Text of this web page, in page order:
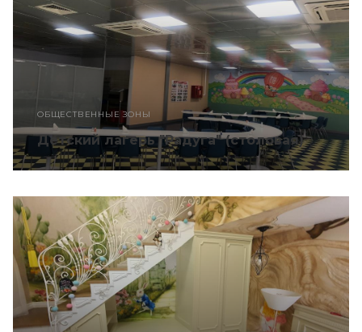
ОБЩЕСТВЕННЫЕ ЗОНЫ
Детский лагерь "Радуга" (столовая)